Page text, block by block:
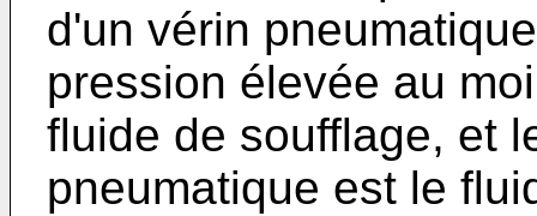
d'un vérin
pression élevée au
fluide de soufflage, et
pneumatique est le